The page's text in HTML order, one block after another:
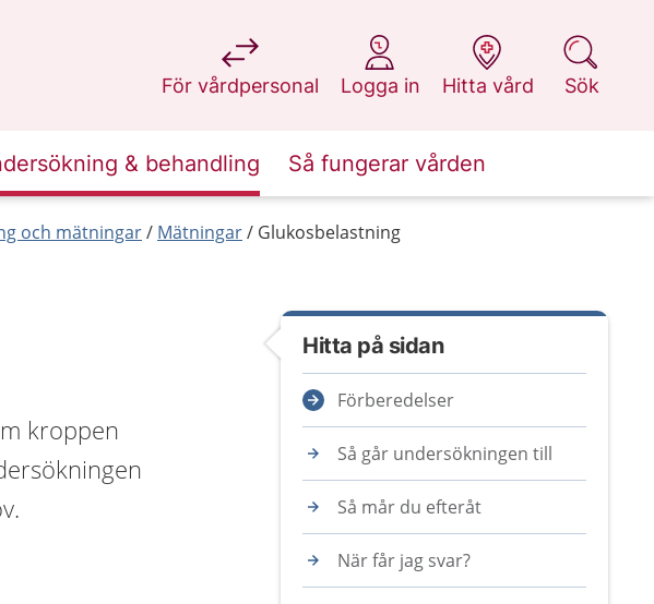
För vårdpersonal
på 1177.se
Logga in
på 1177.se
Hitta vård
på 1177.se
Sök
på 1177.se
& behandling Så fungerar vården
och mätningar Mätningar Glukosbelastning
kroppen
Hitta på sidan
Förberedelser
Så går undersökningen till
Så mår du efteråt
När får jag svar?